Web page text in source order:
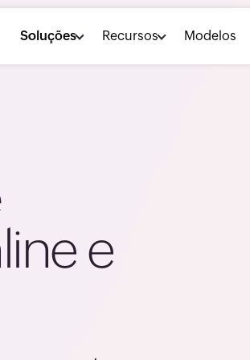
Soluções Recursos Modelos
e